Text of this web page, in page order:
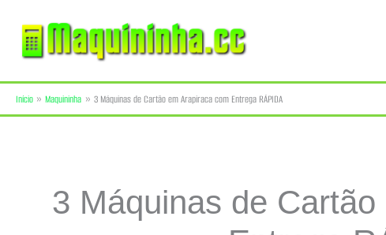
para
conteúdo
Início Maquininha 3 Máquinas de Cartão em Arapiraca com Entrega RÁPIDA
3 Máquinas de